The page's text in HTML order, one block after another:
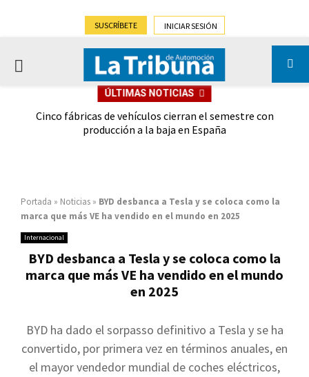
SUSCRÍBETE INICIAR SESIÓN
PRIMARY
ÚLTIMAS NOTICIAS
Cinco fábricas de vehículos cierran el semestre con
producción a la baja en España
Portada » Noticias » BYD desbanca a Tesla y se coloca como la
marca que más VE ha vendido en el mundo en 2025
Internacional
BYD desbanca a Tesla y se coloca como la
marca que más VE ha vendido en el mundo
en 2025
BYD ha dado el sorpasso definitivo a Tesla y se ha
convertido, por primera vez en términos anuales, en
el mayor vendedor mundial de coches eléctricos,